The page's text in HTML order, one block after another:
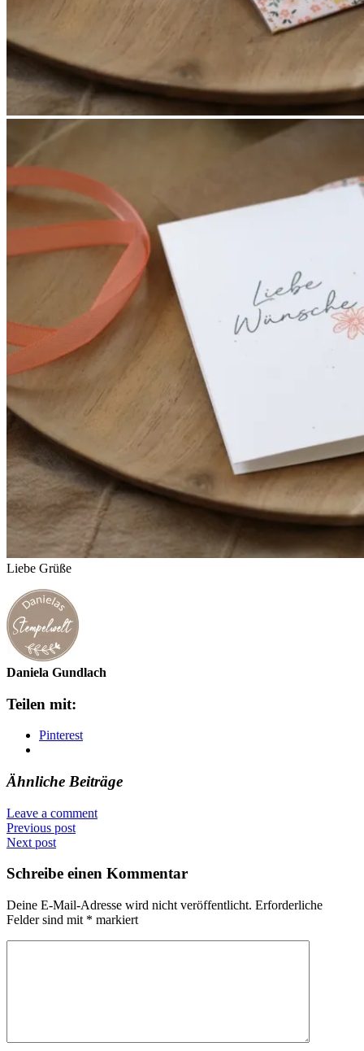
Liebe Grüße
Daniela Gundlach
Teilen mit:
Pinterest
Ähnliche Beiträge
Leave a comment
Previous post
Next post
Schreibe einen Kommentar
Deine E-Mail-Adresse wird nicht veröffentlicht. Erforderliche
Felder sind mit * markiert